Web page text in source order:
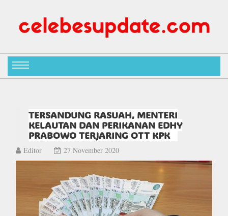
TERSANDUNG RASUAH, MENTERI
KELAUTAN DAN PERIKANAN EDHY
PRABOWO TERJARING OTT KPK
Editor 27 November 2020